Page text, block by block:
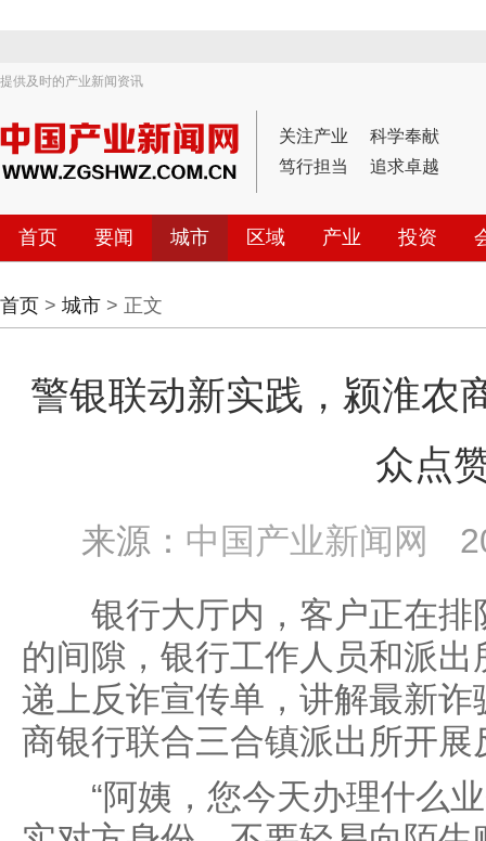
提供及时的产业新闻资讯
关注产业
科学奉献
笃行担当
追求卓越
首页 要闻 城市 区域 产业 投资
首页 > 城市 > 正文
警银联动新实践，颍淮农
众点
来源： 中国产业新闻网
银行大厅内，客户正在排
的间隙，银行工作人员和派
递上反诈宣传单，讲解最新
商银行联合三合镇派出所开
“阿姨，您今天办理什么业